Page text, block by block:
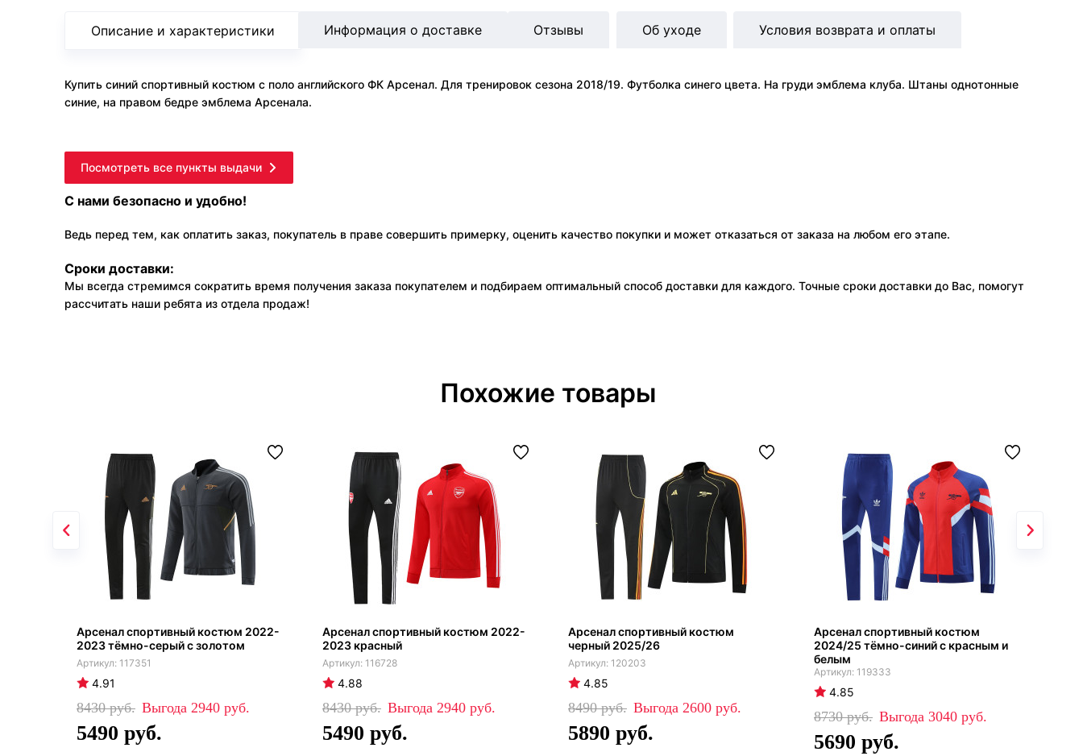
Описание и характеристики
Купить синий спортивный костюм с поло английского ФК Арсенал. Для тренировок сезона 2018/19. Футболка синего цвета. На груди эмблема клуба. Штаны однотонные
синие, на правом бедре эмблема Арсенала.
Информация о доставке Отзывы Об уходе Условия возврата и оплаты
Посмотреть все пункты выдачи
С нами безопасно и удобно!
Ведь перед тем, как оплатить заказ, покупатель в праве совершить примерку, оценить качество покупки и может отказаться от заказа на любом его этапе.
Сроки доставки:
Мы всегда стремимся сократить время получения заказа покупателем и подбираем оптимальный способ доставки для каждого. Точные сроки доставки до Вас, помогут
рассчитать наши ребята из отдела продаж!
Похожие товары
Арсенал спортивный костюм 2022-
2023 тёмно-серый с золотом
117351
4.91
8430 2940
5490
Арсенал спортивный костюм 2022-
2023 красный
116728
4.88
8430 2940
5490
Арсенал спортивный костюм
черный 2025/26
120203
4.85
8490 2600
5890
Арсенал спортивный костюм
2024/25 тёмно-синий с красным и
белым
119333
4.85
8730 3040
5690